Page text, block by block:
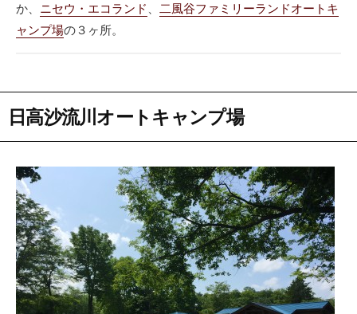
か、 ニセウ・エコランド 、 二風谷ファミリーランドオートキ
ャンプ場の３ヶ所。
日高沙流川オートキャンプ場